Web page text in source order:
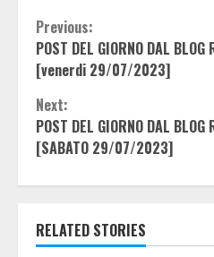
Continue
Reading
Previous:
POST DEL GIORNO DAL BLOG
[venerdi 29/07/2023]
Next:
POST DEL GIORNO DAL BLOG
[SABATO 29/07/2023]
RELATED STORIES